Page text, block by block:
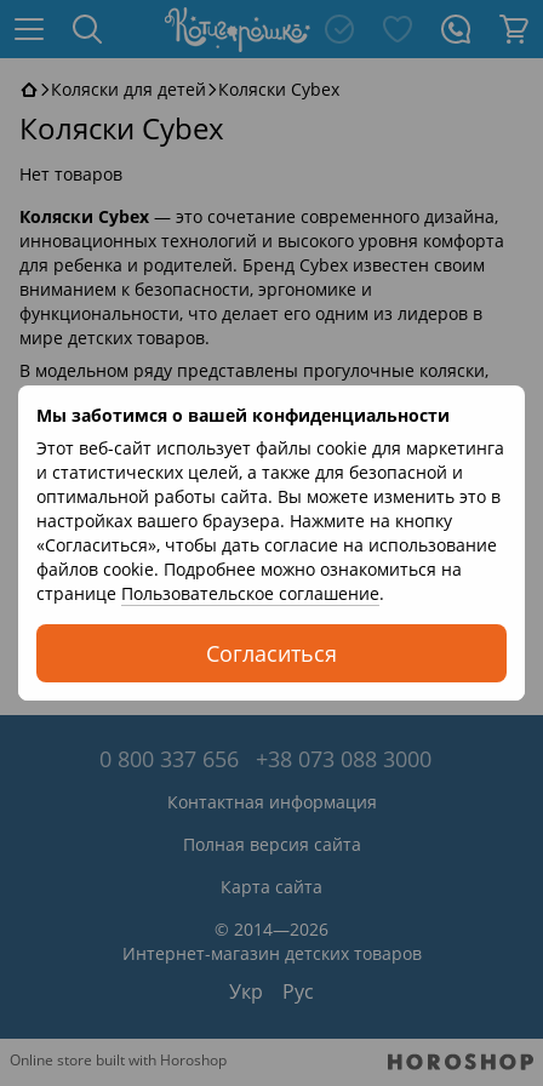
Мы заботимся о вашей конфиденциальности
Этот веб-сайт использует файлы cookie для маркетинга
и статистических целей, а также для безопасной и
оптимальной работы сайта. Вы можете изменить это в
настройках вашего браузера. Нажмите на кнопку
«Согласиться», чтобы дать согласие на использование
файлов cookie. Подробнее можно ознакомиться на
странице Пользовательское соглашение.
Согласиться
Коляски для детей Коляски Cybex
Коляски Cybex — это сочетание современного дизайна,
инновационных технологий и высокого уровня комфорта
для ребенка и родителей. Бренд Cybex известен своим
вниманием к безопасности, эргономике и
функциональности, что делает его одним из лидеров в
мире детских товаров.
В модельном ряду представлены прогулочные коляски,
универсальные системы 2 в 1 и 3 в 1, а также компактные
решения для путешествий. Продуманные детали,
качественные материалы и стильный внешний вид
обеспечивают комфорт во время ежедневных прогулок по
городу и путешествий с малышом.
Коляски Cybex
Нет товаров
0 800 337 656 +38 073 088 3000
Контактная информация
Полная версия сайта
Карта сайта
© 2014—2026
Интернет-магазин детских товаров
Укр Рус
Online store built with Horoshop